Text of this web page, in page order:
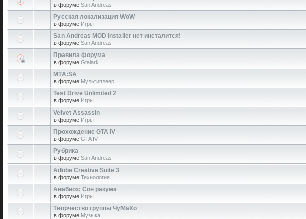
в форуме San Andreas
Русская локализация WoW
в форуме Игры
San Andreas MOD Installer нет инсталится!
в форуме San Andreas
Правила форума
в форуме Gtalark
MTA:SA
в форуме Мультиплеер
Test Drive Unlimited 2
в форуме Игры
Velvet Assassin
в форуме Игры
Прохождение GTA IV
в форуме GTA IV
Рубрика
в форуме San Andreas
Adobe Creative Suite 3
в форуме Технология
Анабиоз: Сон разума
в форуме Игры
Творчество группы ЧуМаХо
в форуме Музыка